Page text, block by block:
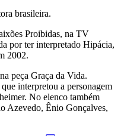
brasileira.
Proibidas, na TV
por ter interpretado Hipácia,
2002.
peça Graça da Vida.
interpretou a personagem
No elenco também
Azevedo, Ênio Gonçalves,